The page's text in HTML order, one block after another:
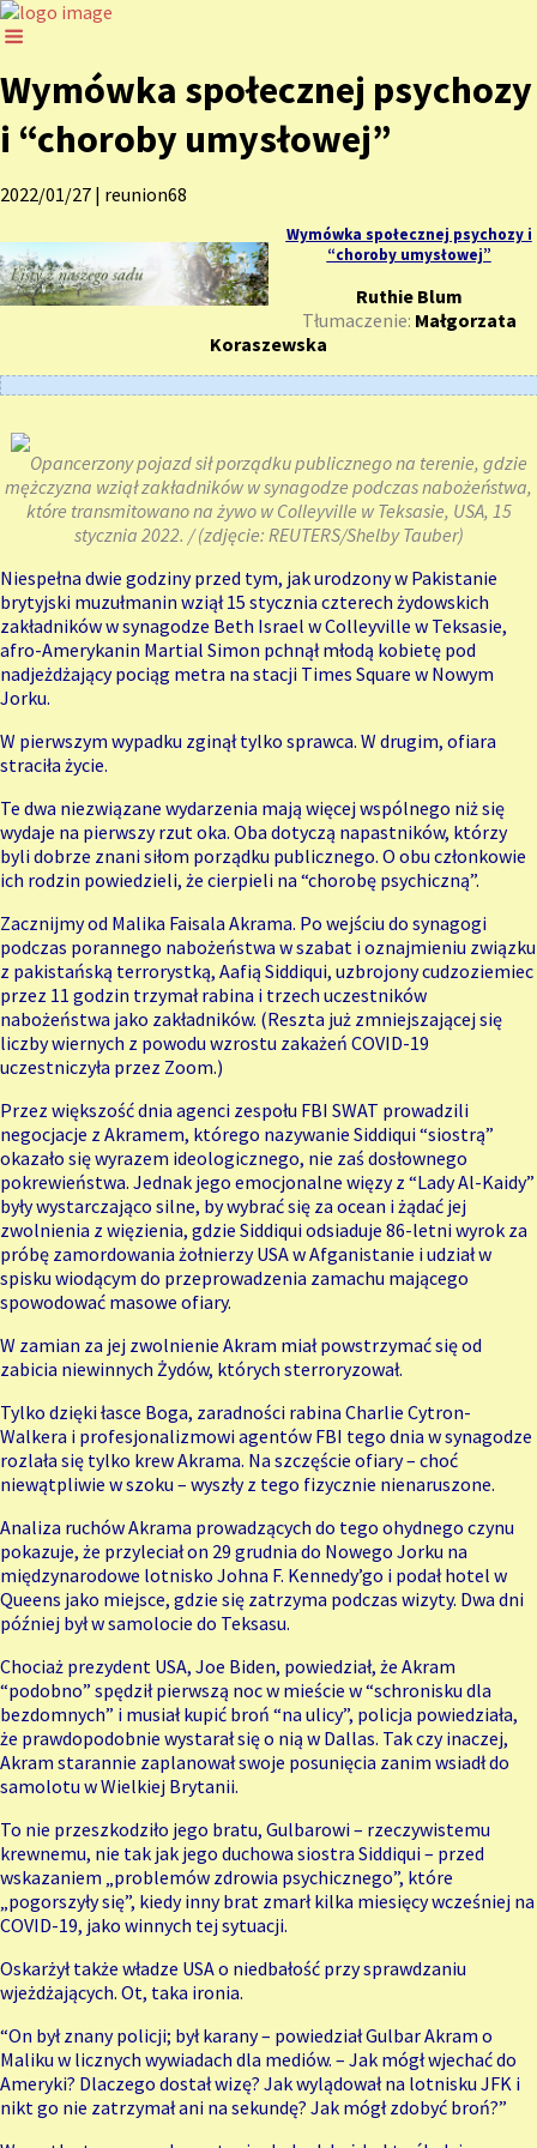
Wymówka społecznej psychozy
i “choroby umysłowej”
2022/01/27 | reunion68
Wymówka społecznej psychozy i
“choroby umysłowej”
Ruthie Blum
Tłumaczenie: Małgorzata
Koraszewska
Opancerzony pojazd sił porządku publicznego na terenie, gdzie
mężczyzna wziął zakładników w synagodze podczas nabożeństwa,
które transmitowano na żywo w Colleyville w Teksasie, USA, 15
stycznia 2022. / (zdjęcie: REUTERS/Shelby Tauber)
Niespełna dwie godziny przed tym, jak urodzony w Pakistanie
brytyjski muzułmanin wziął 15 stycznia czterech żydowskich
zakładników w synagodze Beth Israel wColleyville w Teksasie,
afro-Amerykanin Martial Simon pchnął młodą kobietę pod
nadjeżdżający pociąg metra na stacji Times Square w Nowym
Jorku.
W pierwszym wypadku zginął tylko sprawca. W drugim, ofiara
straciła życie.
Te dwa niezwiązane wydarzenia mają więcej wspólnego niż się
wydaje na pierwszy rzut oka. Oba dotyczą napastników, którzy
byli dobrze znani siłom porządku publicznego. O obu członkowie
ich rodzin powiedzieli, że cierpieli na “chorobę psychiczną”.
Zacznijmy od Malika Faisala Akrama. Po wejściu do synagogi
podczas porannego nabożeństwa w szabat i oznajmieniu związku
z pakistańską terrorystką, Aafią Siddiqui, uzbrojony cudzoziemiec
przez 11 godzin trzymał rabina i trzech uczestników
nabożeństwa jako zakładników. (Reszta już zmniejszającej się
liczby wiernych z powodu wzrostu zakażeń COVID-19
uczestniczyła przez Zoom.)
Przez większość dnia agenci zespołu FBI SWAT prowadzili
negocjacje z Akramem, którego nazywanie Siddiqui “siostrą”
okazało się wyrazem ideologicznego, nie zaś dosłownego
pokrewieństwa. Jednak jego emocjonalne więzy z “Lady Al-Kaidy”
były wystarczająco silne, by wybrać się za ocean i żądać jej
zwolnienia z więzienia, gdzie Siddiqui odsiaduje 86-letni wyrok za
próbę zamordowania żołnierzy USA w Afganistanie i udział w
spisku wiodącym do przeprowadzenia zamachu mającego
spowodować masowe ofiary.
W zamian za jej zwolnienie Akram miał powstrzymać się od
zabicia niewinnych Żydów, których sterroryzował.
Tylko dzięki łasce Boga, zaradności rabina Charlie Cytron-
Walkera i profesjonalizmowi agentów FBI tego dnia w synagodze
rozlała się tylko krew Akrama. Na szczęście ofiary – choć
niewątpliwie w szoku – wyszły z tego fizycznie nienaruszone.
Analiza ruchów Akrama prowadzących do tego ohydnego czynu
pokazuje, że przyleciał on 29 grudnia do Nowego Jorku na
międzynarodowe lotnisko Johna F. Kennedy’go i podał hotel w
Queens jako miejsce, gdzie się zatrzyma podczas wizyty. Dwa dni
później był w samolocie do Teksasu.
Chociaż prezydent USA, Joe Biden, powiedział, że Akram
“podobno” spędził pierwszą noc w mieście w “schronisku dla
bezdomnych” i musiał kupić broń “na ulicy”, policja powiedziała,
że prawdopodobnie wystarał się o nią w Dallas. Tak czy inaczej,
Akram starannie zaplanował swoje posunięcia zanim wsiadł do
samolotu w Wielkiej Brytanii.
To nie przeszkodziło jego bratu, Gulbarowi – rzeczywistemu
krewnemu, nie tak jak jego duchowa siostra Siddiqui – przed
wskazaniem „problemów zdrowia psychicznego”, które
„pogorszyły się”, kiedy inny brat zmarł kilka miesięcy wcześniej na
COVID-19, jako winnych tej sytuacji.
Oskarżył także władze USA o niedbałość przy sprawdzaniu
wjeżdżających. Ot, taka ironia.
“On był znany policji; był karany – powiedział Gulbar Akram o
Maliku w licznych wywiadach dla mediów. – Jak mógł wjechać do
Ameryki? Dlaczego dostał wizę? Jak wylądował na lotnisku JFK i
nikt go nie zatrzymał ani na sekundę? Jak mógł zdobyć broń?”